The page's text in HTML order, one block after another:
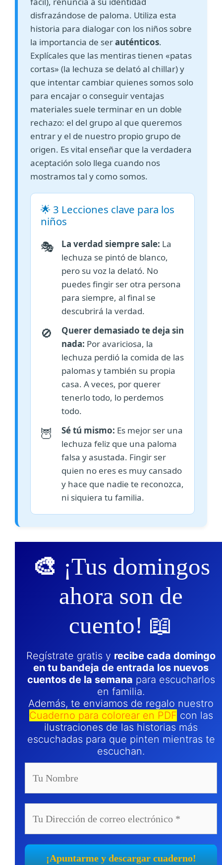
disfrazándose de paloma. Utiliza esta
historia para dialogar con los niños sobre
la importancia de serauténticos.
Explícales que las mentiras tienen «patas
cortas» (la lechuza se delató al chillar) y
que intentar cambiar quienes somos solo
para encajar o conseguir ventajas
materiales suele terminar en un doble
rechazo: el del grupo al que queremos
entrar y el de nuestro propio grupo de
origen. Es vital enseñar que la verdadera
aceptación solo llega cuando nos
mostramos tal y como somos.
🌟 3 Lecciones clave para los
niños
🎭 La verdad siempre sale: La
lechuza se pintó de blanco,
pero su voz la delató. No
puedes fingir ser otra persona
para siempre, al final se
descubrirá la verdad.
🚫
Querer demasiado te deja sin
nada: Por avariciosa, la
lechuza perdió la comida de las
palomas y también su propia
casa. A veces, por querer
tenerlo todo, lo perdemos
todo.
🦉 Sé tú mismo: Es mejor ser una
lechuza feliz que una paloma
falsa y asustada. Fingir ser
quien no eres es muy cansado
y hace que nadie te reconozca,
ni siquiera tu familia.
🎨 ¡Tus domingos
ahora son de
cuento! 📖
Regístrate gratis y recibe cada domingo
en tu bandeja de entrada los nuevos
cuentos de la semana para escucharlos
en familia.
Además, te enviamos de regalo nuestro
Cuaderno para colorear en PDF con las
ilustraciones de las historias más
escuchadas para que pinten mientras te
escuchan.